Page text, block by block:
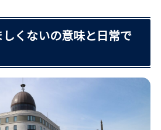
くないの意味と日常で